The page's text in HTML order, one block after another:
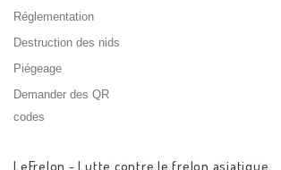
Réglementation
Destruction des nids
Piégeage
Demander des QR
codes
LeFrelon - Lutte contre le frelon asiatique